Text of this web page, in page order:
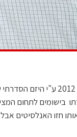
מאז הוקדמה חברת
לתחום
חזו האנלסיטים